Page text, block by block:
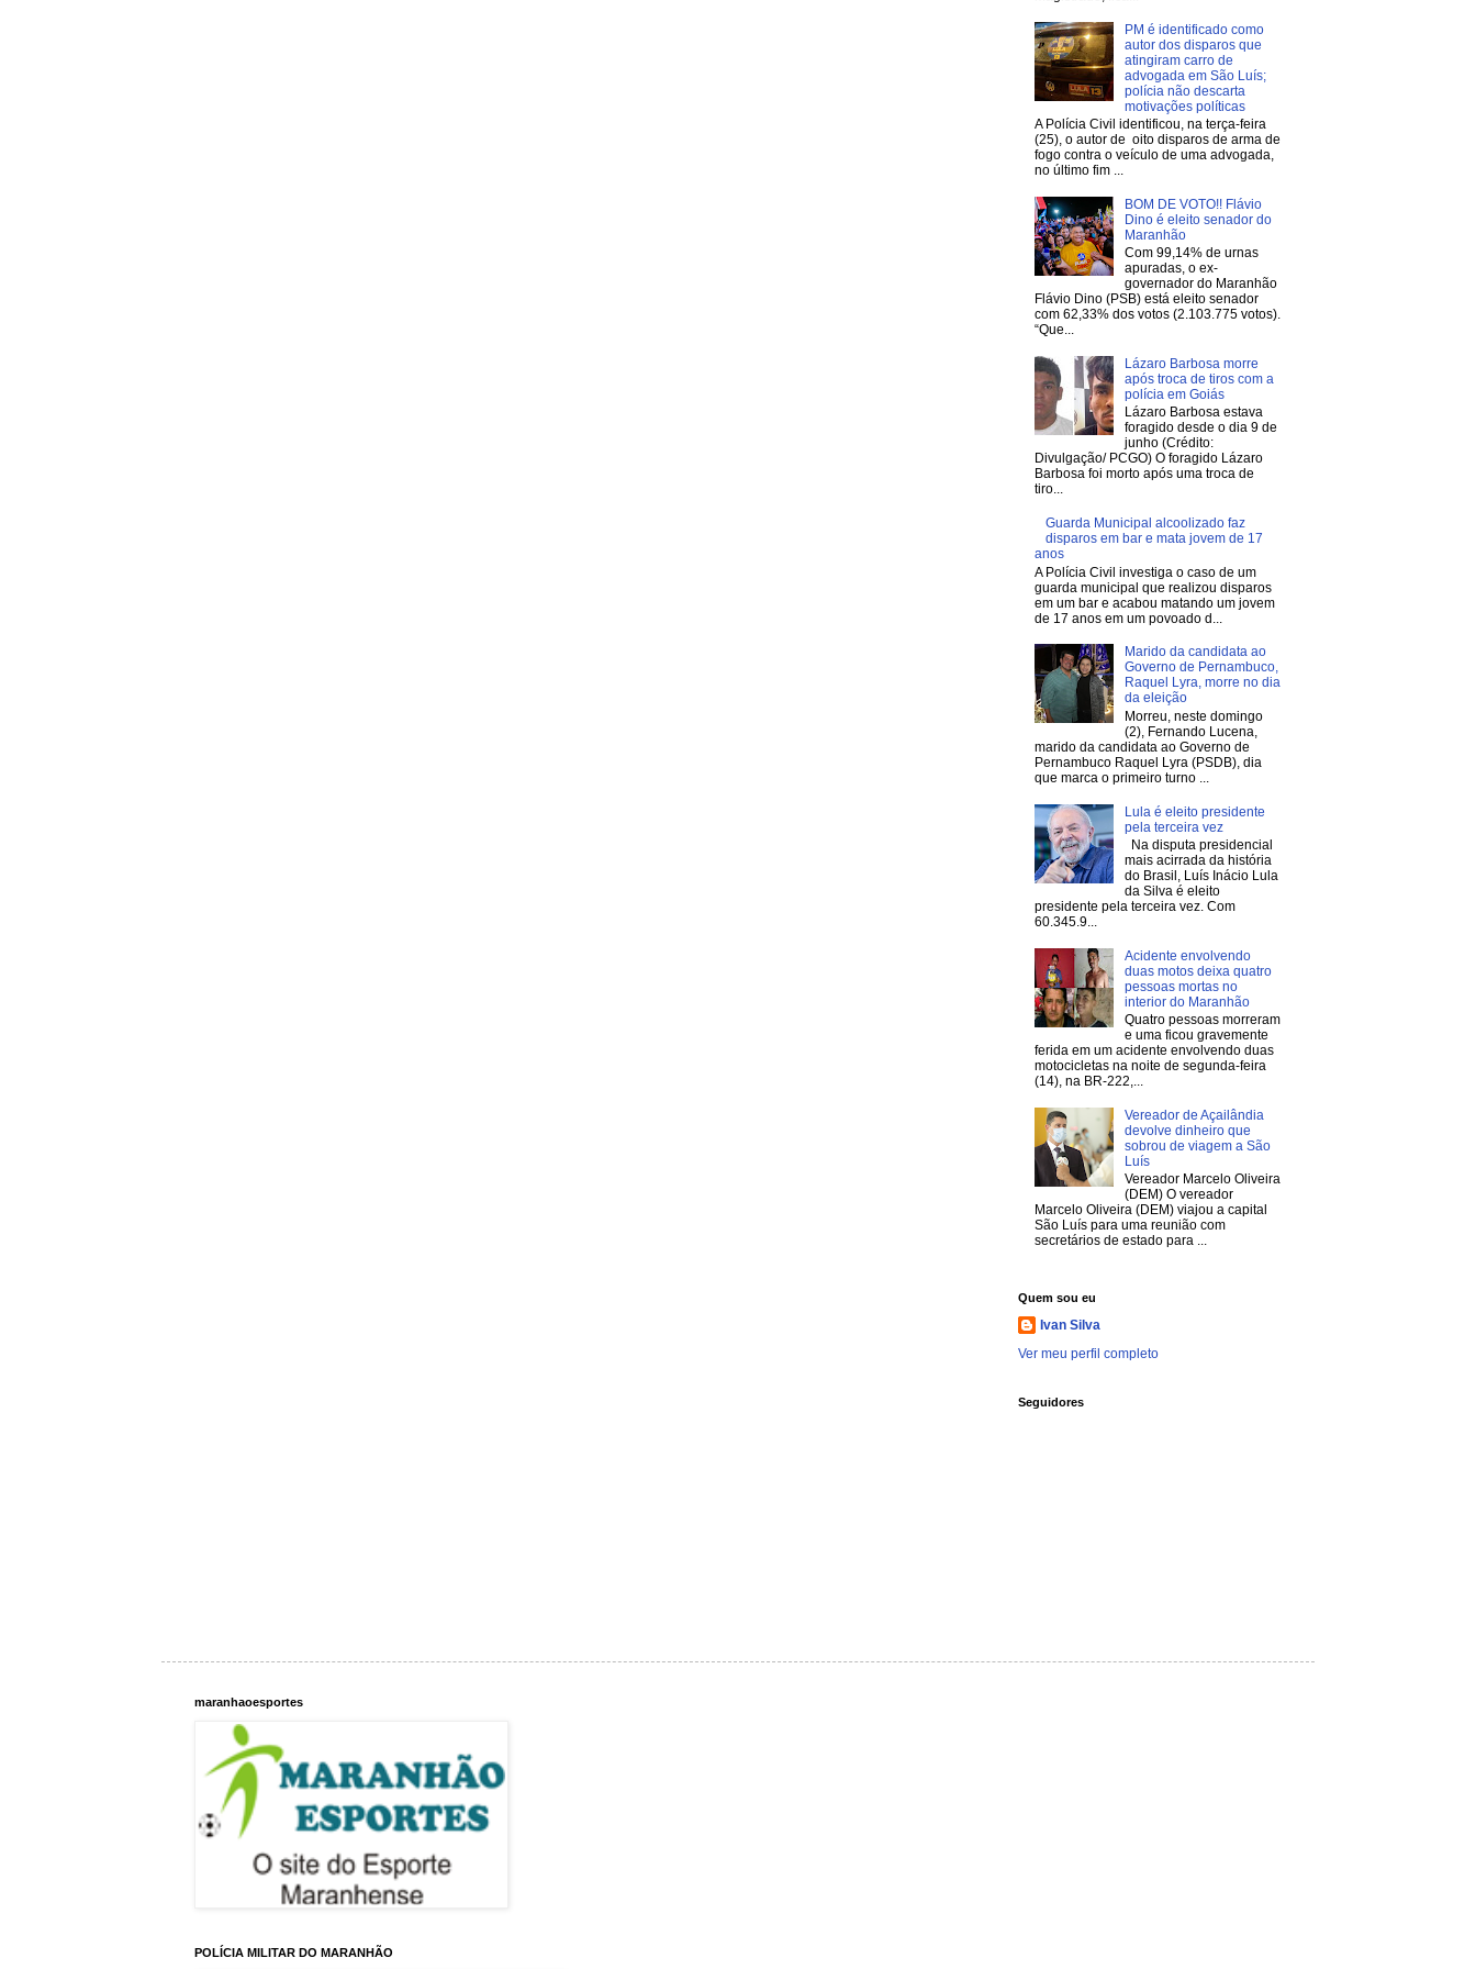
PM é identificado como
autor dos disparos que
atingiram carro de
advogada em São Luís;
polícia não descarta
motivações políticas
A Polícia Civil identificou, na terça-feira
(25), o autor de oito disparos de arma de
fogo contra o veículo de uma advogada,
no último fim ...
BOM DE VOTO!! Flávio
Dino é eleito senador do
Maranhão
Com 99,14% de urnas
apuradas, o ex-
governador do Maranhão
Flávio Dino (PSB) está eleito senador
com 62,33% dos votos (2.103.775 votos).
“Que...
Lázaro Barbosa morre
após troca de tiros com a
polícia em Goiás
Lázaro Barbosa estava
foragido desde o dia 9 de
junho (Crédito:
Divulgação/ PCGO) O foragido Lázaro
Barbosa foi morto após uma troca de
tiro...
Guarda Municipal alcoolizado faz
disparos em bar e mata jovem de 17
anos
A Polícia Civil investiga o caso de um
guarda municipal que realizou disparos
em um bar e acabou matando um jovem
de 17 anos em um povoado d...
Marido da candidata ao
Governo de Pernambuco,
Raquel Lyra, morre no dia
da eleição
Morreu, neste domingo
(2), Fernando Lucena,
marido da candidata ao Governo de
Pernambuco Raquel Lyra (PSDB), dia
que marca o primeiro turno ...
Lula é eleito presidente
pela terceira vez
Na disputa presidencial
mais acirrada da história
do Brasil, Luís Inácio Lula
da Silva é eleito
presidente pela terceira vez. Com
60.345.9...
Acidente envolvendo
duas motos deixa quatro
pessoas mortas no
interior do Maranhão
Quatro pessoas morreram
e uma ficou gravemente
ferida em um acidente envolvendo duas
motocicletas na noite de segunda-feira
(14), na BR-222,...
Vereador de Açailândia
devolve dinheiro que
sobrou de viagem a São
Luís
Vereador Marcelo Oliveira
(DEM) O vereador
Marcelo Oliveira (DEM) viajou a capital
São Luís para uma reunião com
secretários de estado para ...
Quem sou eu
Ivan Silva
Ver meu perfil completo
Seguidores
maranhaoesportes
POLÍCIA MILITAR DO MARANHÃO